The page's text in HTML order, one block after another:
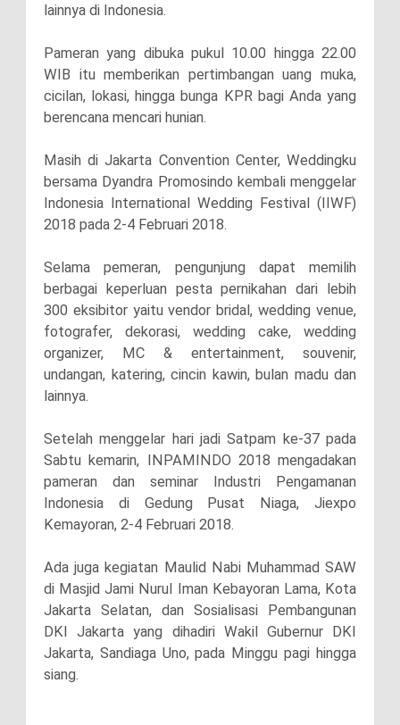
lainnya di Indonesia.
Pameran yang dibuka pukul 10.00 hingga 22.00
WIB itu memberikan pertimbangan uang muka,
cicilan, lokasi, hingga bunga KPR bagi Anda yang
berencana mencari hunian.
Masih di Jakarta Convention Center, Weddingku
bersama Dyandra Promosindo kembali menggelar
Indonesia International Wedding Festival (IIWF)
2018 pada 2-4 Februari 2018.
Selama pemeran, pengunjung dapat memilih
berbagai keperluan pesta pernikahan dari lebih
300 eksibitor yaitu vendor bridal, wedding venue,
fotografer, dekorasi, wedding cake, wedding
organizer, MC & entertainment, souvenir,
undangan, katering, cincin kawin, bulan madu dan
lainnya.
Setelah menggelar hari jadi Satpam ke-37 pada
Sabtu kemarin, INPAMINDO 2018 mengadakan
pameran dan seminar Industri Pengamanan
Indonesia di Gedung Pusat Niaga, Jiexpo
Kemayoran, 2-4 Februari 2018.
Ada juga kegiatan Maulid Nabi Muhammad SAW
di Masjid Jami Nurul Iman Kebayoran Lama, Kota
Jakarta Selatan, dan Sosialisasi Pembangunan
DKI Jakarta yang dihadiri Wakil Gubernur DKI
Jakarta, Sandiaga Uno, pada Minggu pagi hingga
siang.